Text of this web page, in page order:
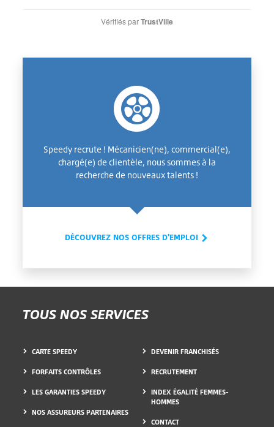
Vérifiés parTrustVille
Speedy recrute ! Mécanicien(ne), commercial(e),
chargé(e) de clientèle, nous sommes à la
recherche de nouveaux talents !
DÉCOUVREZ NOS OFFRES D'EMPLOI
TOUS NOS SERVICES
CARTE SPEEDY
FORFAITS CONTRÔLES
LES GARANTIES SPEEDY
NOS ASSUREURS PARTENAIRES
DEVENIR FRANCHISÉS
RECRUTEMENT
INDEX ÉGALITÉ FEMMES-
HOMMES
CONTACT